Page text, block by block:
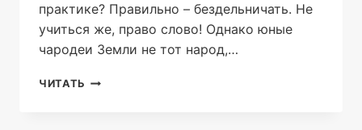
практике? Правильно – бездельничать. Не
учиться же, право слово! Однако юные
чародеи Земли не тот народ,…
ЧИТАТЬ ЧАРОДЕИ